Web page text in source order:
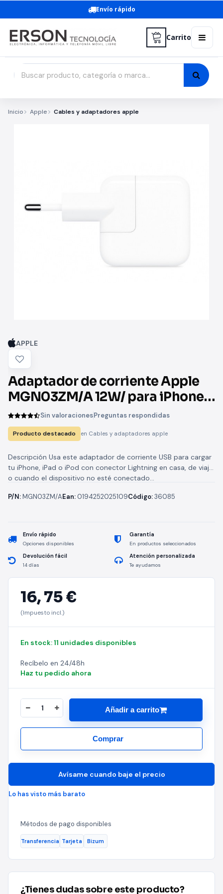
Envío rápido
Carrito
Inicio Apple Cables y adaptadores apple
APPLE
Adaptador de corriente Apple
MGN03ZM/A 12W/ para iPhone/
iPad/ iPod
Sin valoracionesPreguntas respondidas
Producto destacado en Cables y adaptadores apple
Descripción Usa este adaptador de corriente USB para cargar
tu iPhone, iPad o iPod con conector Lightning en casa, de viaje
o cuando el dispositivo no esté conectado...
P/N:MGN03ZM/AEan: 0194252025109Código:36085
Envío rápido
Opciones disponibles
Garantía
En productos seleccionados
Devolución fácil
14 días
Atención personalizada
Te ayudamos
16,75 €
(Impuesto incl.)
En stock: 11 unidades disponibles
Recíbelo en 24/48h
Haz tu pedido ahora
Añadir a carrito
Comprar
Avísame cuando baje el precio
Lo has visto más barato
Métodos de pago disponibles
Transferencia Tarjeta Bizum
¿Tienes dudas sobre este producto?